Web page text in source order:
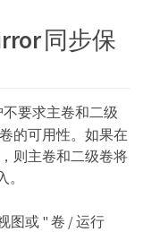
同步保
要求主卷和二级
的可用性。如果在
则主卷和二级卷将
图或 " 卷 / 运行